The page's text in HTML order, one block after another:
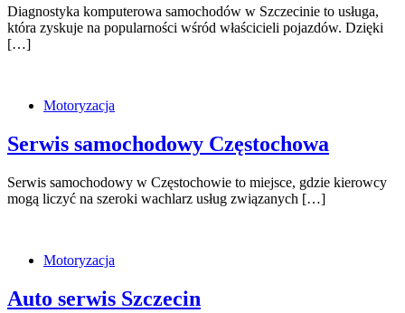
Diagnostyka komputerowa samochodów w Szczecinie to usługa,
która zyskuje na popularności wśród właścicieli pojazdów. Dzięki
[…]
Motoryzacja
Serwis samochodowy Częstochowa
Serwis samochodowy w Częstochowie to miejsce, gdzie kierowcy
mogą liczyć na szeroki wachlarz usług związanych […]
Motoryzacja
Auto serwis Szczecin